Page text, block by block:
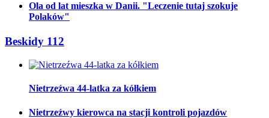
Ola od lat mieszka w Danii. "Leczenie tutaj szokuje
Polaków"
Beskidy 112
Nietrzeźwa 44-latka za kółkiem
Nietrzeźwy kierowca na stacji kontroli pojazdów